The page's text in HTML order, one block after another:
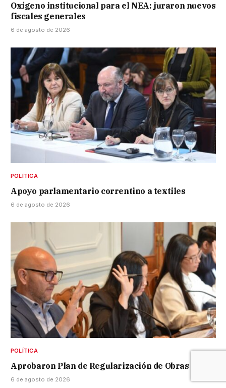
Oxígeno institucional para el NEA: juraron nuevos
fiscales generales
6 de agosto de 2026
POLÍTICA
Apoyo parlamentario correntino a textiles
6 de agosto de 2026
POLÍTICA
Aprobaron Plan de Regularización de Obras
6 de agosto de 2026